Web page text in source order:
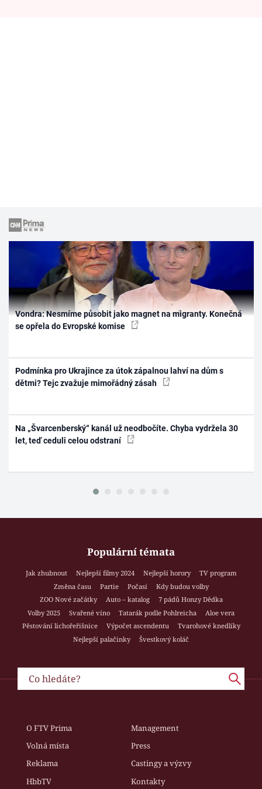
Vondra: Nesmíme působit jako magnet na migranty. Konečná
se opřela do Evropské komise
Podmínka pro Ukrajince za útok zápalnou lahví na dům s
dětmi? Tejc zvažuje mimořádný zásah
Na „Švarcenberský“ kanál už neodbočíte. Chyba vydržela 30
let, teď ceduli celou odstraní
Populární témata
Jak zhubnout Nejlepší filmy 2024 Nejlepší horory
TV program
Změna času
Partie Počasí
Kdy budou volby
ZOO Nové začátky
Auto – katalog
7 pádů Honzy Dědka
Volby 2025
Svařené víno Tatarák podle Pohlreicha
Aloe vera
Pěstování lichořeřišnice
Výpočet ascendentu
Tvarohové knedlíky
Nejlepší palačinky
Švestkový koláč
O FTV Prima
Management
Volná místa
Press
Reklama
Castingy a výzvy
HbbTV
Kontakty